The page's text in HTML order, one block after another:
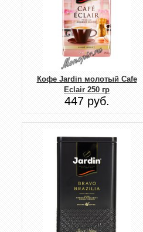
Кофе Jardin молотый Cafe
Eclair 250 гр
447 руб.